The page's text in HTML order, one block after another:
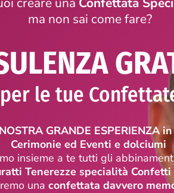
ma non sai come fare?
per le tue
NOSTRA GRANDE ESPERIENZA
Cerimonie ed Eventi e dolciumi
insieme a te tutti gli
Tenerezze specialità Confetti
unaconfettata davvero